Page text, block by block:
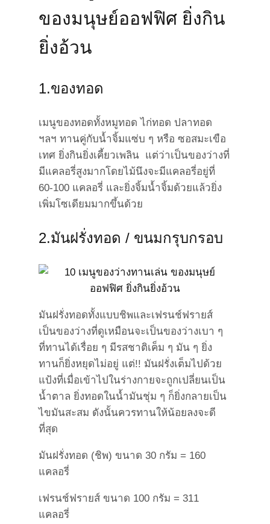
ของมนุษย์ออฟฟิศ ยิ่งกิน
ยิ่งอ้วน
1.ของทอด
เมนูของทอดทั้งหมูทอด ไก่ทอด ปลาทอด
ฯลฯ ทานคู่กับน้ำจิ้มแซ่บ ๆ หรือ ซอสมะเขือ
เทศ ยิ่งกินยิ่งเคี้ยวเพลิน แต่ว่าเป็นของว่างที่
มีแคลอรี่สูงมากโดยไม้นึงจะมีแคลอรี่อยู่ที่
60-100 แคลอรี่ และยิ่งจิ้มน้ำจิ้มด้วยแล้วยิ่ง
เพิ่มโซเดียมมากขึ้นด้วย
2.มันฝรั่งทอด / ขนมกรุบกรอบ
มันฝรั่งทอดทั้งแบบชิพและเฟรนช์ฟรายส์
เป็นของว่างที่ดูเหมือนจะเป็นของว่างเบา ๆ
ที่ทานได้เรื่อย ๆ มีรสชาติเค็ม ๆ มัน ๆ ยิ่ง
ทานก็ยิ่งหยุดไม่อยู่ แต่!! มันฝรั่งเต็มไปด้วย
แป้งที่เมื่อเข้าไปในร่างกายจะถูกเปลี่ยนเป็น
น้ำตาล ยิ่งทอดในน้ำมันชุ่ม ๆ ก็ยิ่งกลายเป็น
ไขมันสะสม ดังนั้นควรทานให้น้อยลงจะดี
ที่สุด
มันฝรั่งทอด (ชิพ) ขนาด 30 กรัม = 160
แคลอรี่
เฟรนช์ฟรายส์ ขนาด 100 กรัม = 311
แคลอรี่